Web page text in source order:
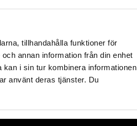
tillhandahålla funktioner för
annan information från din enhet
i sin tur kombinera informationen
använt deras tjänster. Du